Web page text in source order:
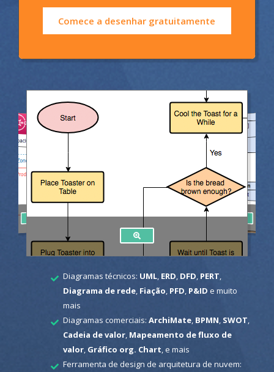
Comece a desenhar gratuitamente
Diagramas técnicos: UML, ERD DFD PERT
Diagrama de rede, Fiação PFD P&ID e muito
mais
Diagramas comerciais: ArchiMate, BPMN SWOT
Cadeia de valor, Mapeamento de fluxo de
valor, Gráfico org. Chart , e mais
Ferramenta de design de arquitetura de nuvem: